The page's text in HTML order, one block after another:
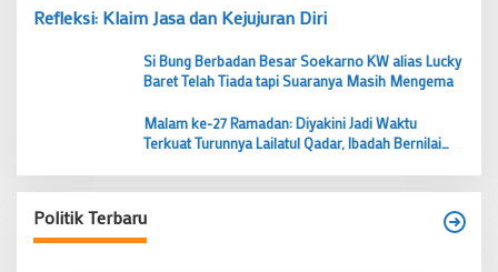
Refleksi: Klaim Jasa dan Kejujuran Diri
Si Bung Berbadan Besar Soekarno KW alias Lucky
Baret Telah Tiada tapi Suaranya Masih Mengema
Malam ke-27 Ramadan: Diyakini Jadi Waktu
Terkuat Turunnya Lailatul Qadar, Ibadah Bernilai
Politik Terbaru